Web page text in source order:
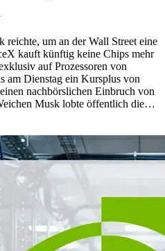
um an der Wall Street eine
kauft künftig keine Chips mehr
auf Prozessoren von
am Dienstag ein Kursplus von
nachbörslichen Einbruch von
Musk lobte öffentlich die…